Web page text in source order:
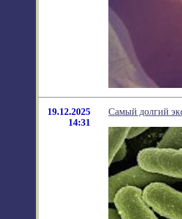
19.12.2025
14:31
Самый долгий